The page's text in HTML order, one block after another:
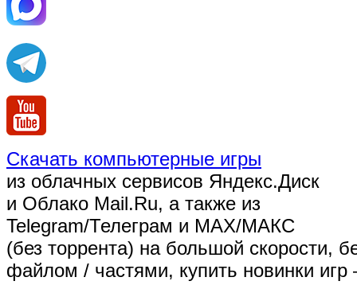
Скачать компьютерные игры
из облачных сервисов Яндекс.Диск
и Облако Mail.Ru, а также из
Telegram/Телеграм и MAX/МАКС
(без торрента) на большой скорости,
файлом / частями, купить новинки